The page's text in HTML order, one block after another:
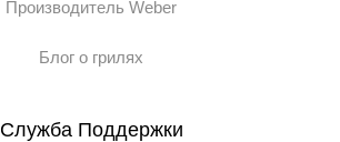
Производитель Weber
Блог о грилях
Служба Поддержки